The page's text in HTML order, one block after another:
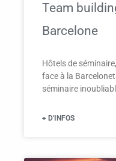
Team
Barcelone
Hôtels de
face à la
séminaire
+ D'INFOS